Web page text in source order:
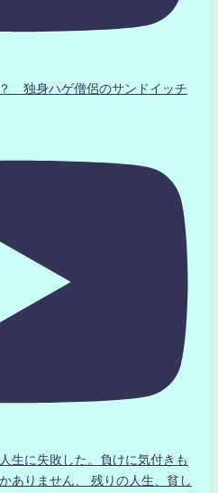
独身ハゲ僧侶のサンドイッチ
生に失敗した。負けに気付きも
ありません、 残りの人生、貧し